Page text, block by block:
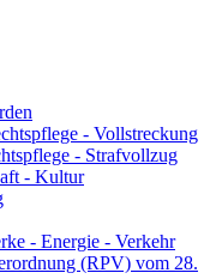
- Vollstreckung
- Strafvollzug
- Kultur
- Energie - Verkehr
(RPV) vom 28.